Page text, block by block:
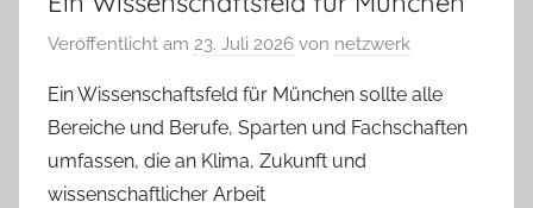
Veröffentlicht am 23. Juli 2026 von netzwerk
Ein Wissenschaftsfeld für München sollte alle
Bereiche und Berufe, Sparten und Fachschaften
umfassen, die an Klima, Zukunft und
wissenschaftlicher Arbeit